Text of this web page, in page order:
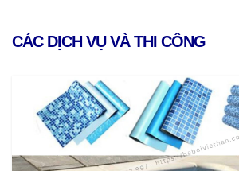
CÁC DỊCH VỤ VÀ THI CÔNG